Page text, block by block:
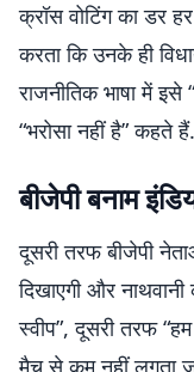
क्रॉस वोटिंग का डर हर
करता कि उनके ही
राजनीतिक भाषा में
“भरोसा नहीं है” कहते हैं.
बीजेपी बनाम
दूसरी तरफ बीजेपी
दिखाएगी और
स्वीप”, दूसरी तरफ
मैच से कम नहीं लगता